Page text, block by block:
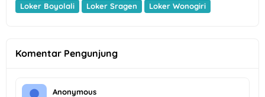
Loker Boyolali
Loker Sragen Loker Wonogiri
Komentar Pengunjung
Anonymous